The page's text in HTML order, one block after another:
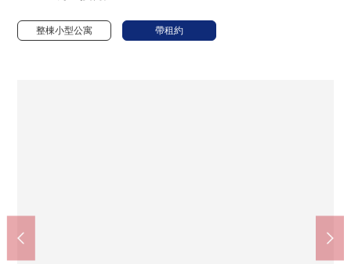
整棟小型公寓 帶租約